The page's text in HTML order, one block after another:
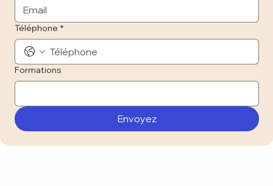
Téléphone *
Formations
Envoyez